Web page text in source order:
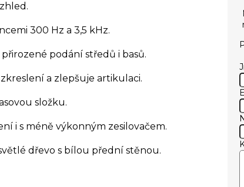
300 Hz a 3,5 kHz.
podání středů i basů.
a zlepšuje artikulaci.
složku.
i s méně výkonným zesilovačem.
dřevo s bílou přední stěnou.